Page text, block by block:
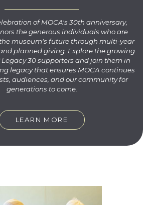
of MOCA's 30th anniversary,
the generous individuals who are
museum's future through multi-year
planned giving. Explore the growing
30 supporters and join them in
legacy that ensures MOCA continues
audiences, and our community for
generations to come.
LEARN MORE